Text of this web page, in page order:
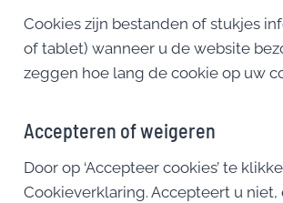
Cookies zijn bestanden of stukjes
of tablet) wanneer u de website
zeggen hoe lang de cookie op uw
Accepteren of weigeren
Door op ‘Accepteer cookies’ te
Cookieverklaring. Accepteert u